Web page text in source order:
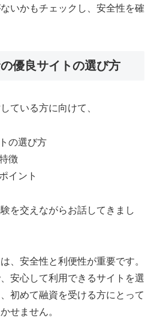
いかもチェックし、安全性を確
優良サイトの選び方
ている方に向けて、
の選び方
徴
イント
を交えながらお話してきまし
、安全性と利便性が重要です。
安心して利用できるサイトを選
初めて融資を受ける方にとって
せません。